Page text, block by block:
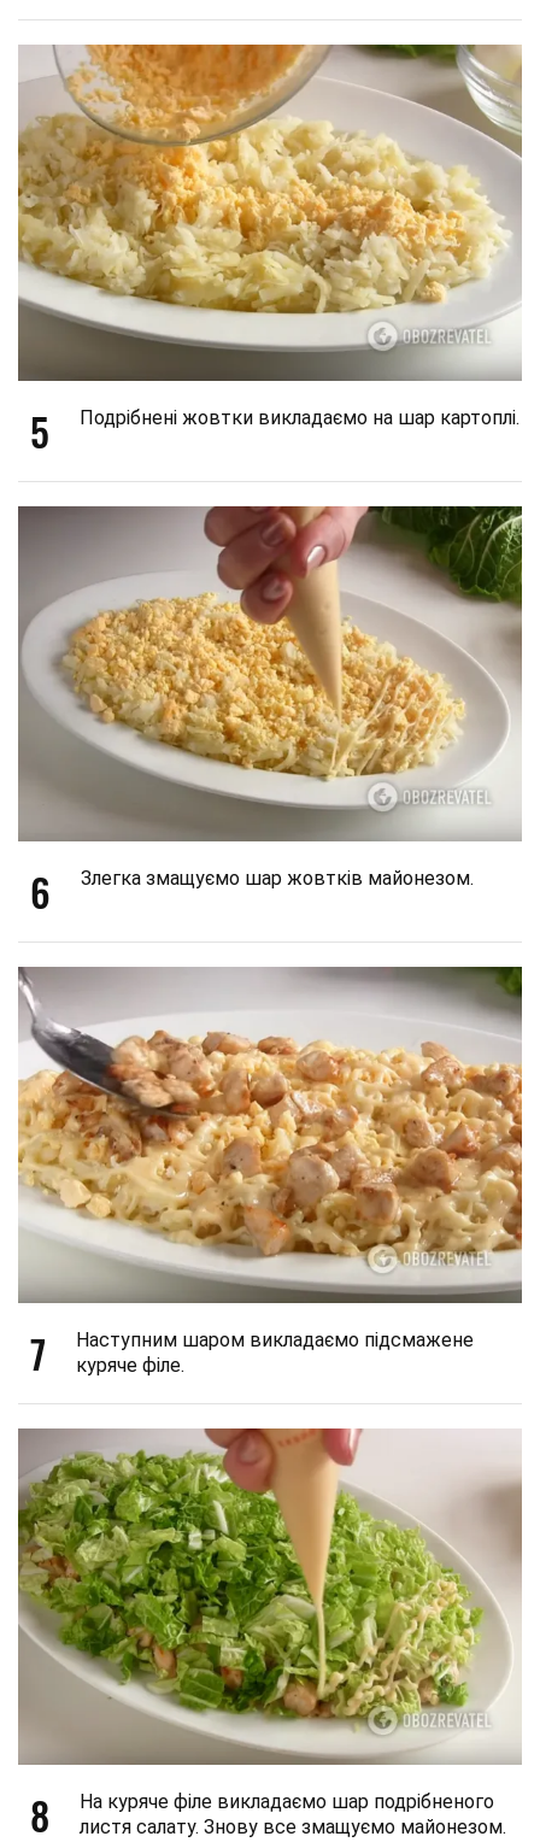
5 Подрібнені жовтки викладаємо на шар картоплі.
6 Злегка змащуємо шар жовтків майонезом.
7
Наступним шаром викладаємо підсмажене
куряче філе.
8
На куряче філе викладаємо шар подрібненого
листя салату. Знову все змащуємо майонезом.